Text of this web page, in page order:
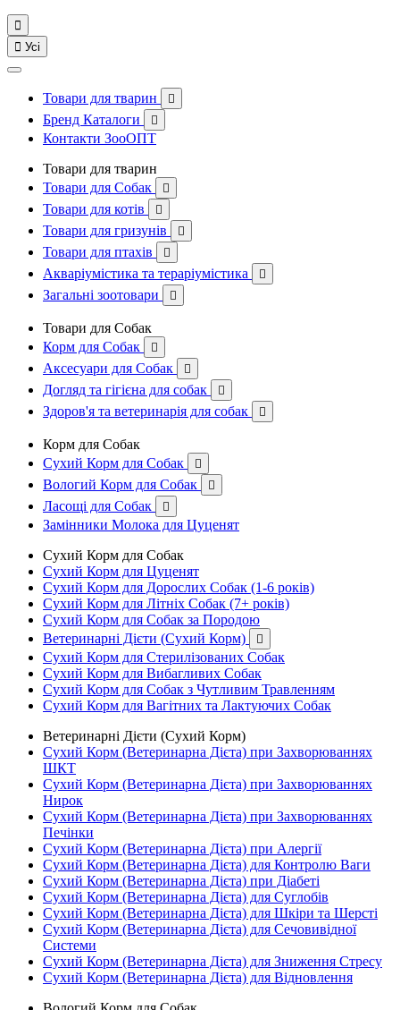

 Усі
Товари для тварин 
Бренд Каталоги 
Контакти ЗооОПТ
Товари для тварин
Товари для Собак

Товари для котів 
Товари для гризунів 
Товари для птахів 
Акваріумістика та тераріумістика 
Загальні зоотовари 
Товари для Собак
Корм для Собак

Аксесуари для Собак 
Догляд та гігієна для собак 
Здоров'я та ветеринарія для собак 
Корм для Собак
Сухий Корм для Собак

Вологий Корм для Собак 
Ласощі для Собак 
Замінники Молока для Цуценят
Сухий Корм для Собак
Сухий Корм для Цуценят
Сухий Корм для Дорослих Собак (1-6 років)
Сухий Корм для Літніх Собак (7+ років)
Сухий Корм для Собак за Породою
Ветеринарні Дієти (Сухий Корм)

Сухий Корм для Стерилізованих Собак
Сухий Корм для Вибагливих Собак
Сухий Корм для Собак з Чутливим Травленням
Сухий Корм для Вагітних та Лактуючих Собак
Ветеринарні Дієти (Сухий Корм)
Сухий Корм (Ветеринарна Дієта) при Захворюваннях
ШКТ
Сухий Корм (Ветеринарна Дієта) при Захворюваннях
Нирок
Сухий Корм (Ветеринарна Дієта) при Захворюваннях
Печінки
Сухий Корм (Ветеринарна Дієта) при Алергії
Сухий Корм (Ветеринарна Дієта) для Контролю Ваги
Сухий Корм (Ветеринарна Дієта) при Діабеті
Сухий Корм (Ветеринарна Дієта) для Суглобів
Сухий Корм (Ветеринарна Дієта) для Шкіри та Шерсті
Сухий Корм (Ветеринарна Дієта) для Сечовивідної
Системи
Сухий Корм (Ветеринарна Дієта) для Зниження Стресу
Сухий Корм (Ветеринарна Дієта) для Відновлення